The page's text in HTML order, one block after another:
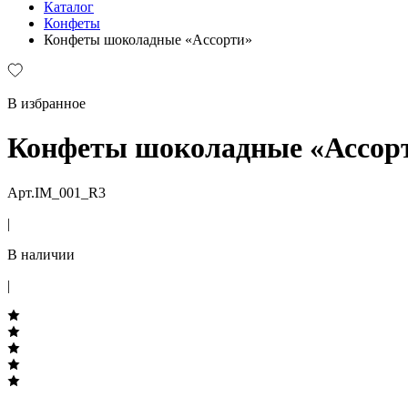
Каталог
Конфеты
Конфеты шоколадные «Ассорти»
В избранное
Конфеты шоколадные
Арт.IM_001_R3
|
В наличии
|